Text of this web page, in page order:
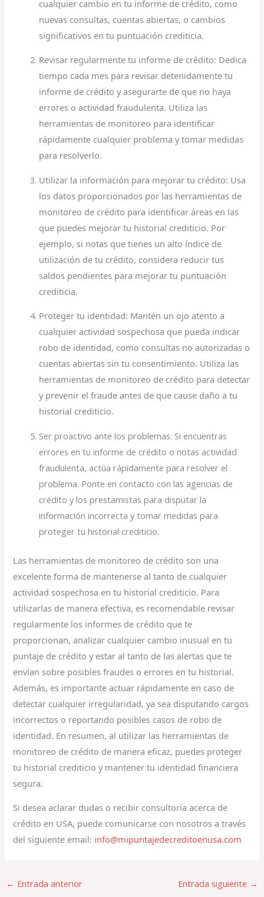
cualquier cambio en tu informe de crédito, como
nuevas consultas, cuentas abiertas, o cambios
significativos en tu puntuación crediticia.
Revisar regularmente tu informe de crédito: Dedica
tiempo cada mes para revisar detenidamente tu
informe de crédito y asegurarte de que no haya
errores o actividad fraudulenta. Utiliza las
herramientas de monitoreo para identificar
rápidamente cualquier problema y tomar medidas
para resolverlo.
Utilizar la información para mejorar tu crédito: Usa
los datos proporcionados por las herramientas de
monitoreo de crédito para identificar áreas en las
que puedes mejorar tu historial crediticio. Por
ejemplo, si notas que tienes un alto índice de
utilización de tu crédito, considera reducir tus
saldos pendientes para mejorar tu puntuación
crediticia.
Proteger tu identidad: Mantén un ojo atento a
cualquier actividad sospechosa que pueda indicar
robo de identidad, como consultas no autorizadas o
cuentas abiertas sin tu consentimiento. Utiliza las
herramientas de monitoreo de crédito para detectar
y prevenir el fraude antes de que cause daño a tu
historial crediticio.
Ser proactivo ante los problemas: Si encuentras
errores en tu informe de crédito o notas actividad
fraudulenta, actúa rápidamente para resolver el
problema. Ponte en contacto con las agencias de
crédito y los prestamistas para disputar la
información incorrecta y tomar medidas para
proteger tu historial crediticio.
Las herramientas de monitoreo de crédito son una
excelente forma de mantenerse al tanto de cualquier
actividad sospechosa en tu historial crediticio. Para
utilizarlas de manera efectiva, es recomendable revisar
regularmente los informes de crédito que te
proporcionan, analizar cualquier cambio inusual en tu
puntaje de crédito y estar al tanto de las alertas que te
envían sobre posibles fraudes o errores en tu historial.
Además, es importante actuar rápidamente en caso de
detectar cualquier irregularidad, ya sea disputando cargos
incorrectos o reportando posibles casos de robo de
identidad. En resumen, al utilizar las herramientas de
monitoreo de crédito de manera eficaz, puedes proteger
tu historial crediticio y mantener tu identidad financiera
segura.
Si desea aclarar dudas o recibir consultoría acerca de
crédito en USA, puede comunicarse con nosotros a través
del siguiente email: info@mipuntajedecreditoenusa.com
← Entrada anterior Entrada siguiente →